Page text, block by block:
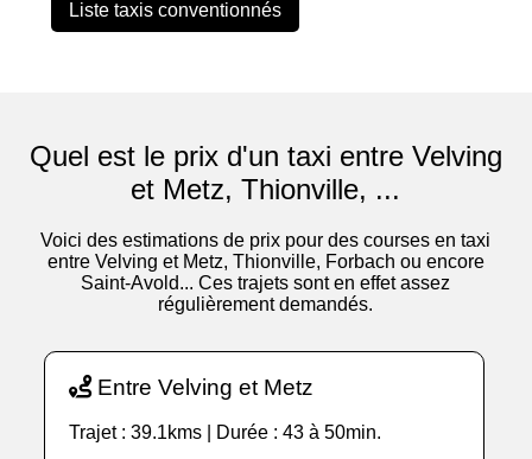
Liste taxis conventionnés
Quel est le prix d'un taxi entre Velving
et Metz, Thionville, ...
Voici des estimations de prix pour des courses en taxi
entre Velving et Metz, Thionville, Forbach ou encore
Saint-Avold... Ces trajets sont en effet assez
régulièrement demandés.
Entre Velving et Metz
Trajet : 39.1kms | Durée : 43 à 50min.